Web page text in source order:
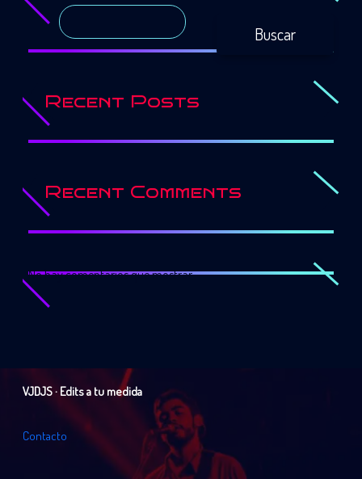
Buscar
Recent Posts
Recent Comments
No hay comentarios que mostrar.
VJDJS · Edits a tu medida
Contacto